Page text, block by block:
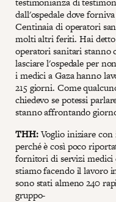
dall'ospedale dove
Centinaia di operatori
molti altri feriti. Hai
operatori sanitari stanno
lasciare l'ospedale per
i medici a Gaza hanno
215 giorni. Come
chiedevo se potessi
stanno affrontando
THH:Voglio iniziare con
perché è così poco
fornitori di servizi medici
stiamo facendo il lavoro
sono stati almeno 240
gruppo-